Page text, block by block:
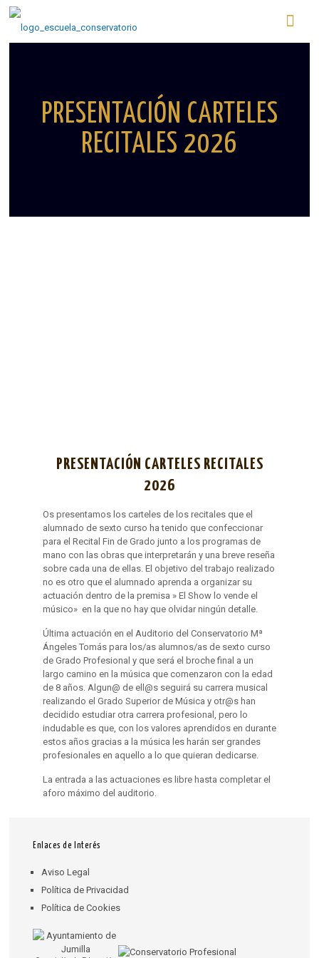
PRESENTACIÓN CARTELES
RECITALES 2026
PRESENTACIÓN CARTELES RECITALES
2026
Os presentamos los carteles de los recitales que el
alumnado de sexto curso ha tenido que confeccionar
para el Recital Fin de Grado junto a los programas de
mano con las obras que interpretarán y una breve reseña
sobre cada una de ellas. El objetivo del trabajo realizado
no es otro que el alumnado aprenda a organizar su
actuación dentro de la premisa » El Show lo vende el
músico» en la que no hay que olvidar ningún detalle.
Última actuación en el Auditorio del Conservatorio Mª
Ángeles Tomás para los/as alumnos/as de sexto curso
de Grado Profesional y que será el broche final a un
largo camino en la música que comenzaron con la edad
de 8 años. Algun@ de ell@s seguirá su carrera musical
realizando el Grado Superior de Música y otr@s han
decidido estudiar otra carrera profesional, pero lo
indudable es que, con los valores aprendidos en durante
estos años gracias a la música les harán ser grandes
profesionales en aquello a lo que quieran dedicarse.
La entrada a las actuaciones es libre hasta completar el
aforo máximo del auditorio.
Enlaces de Interés
Aviso Legal
Política de Privacidad
Política de Cookies